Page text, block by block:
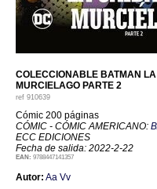
COLECCIONABLE BATMAN
MURCIELAGO PARTE 2
ref 910639
Cómic 200 páginas
CÓMIC - CÓMIC AMERICANO:
ECC EDICIONES
Fecha de salida: 2022-2-22
EAN: 9788447141357
Autor: Aa Vv